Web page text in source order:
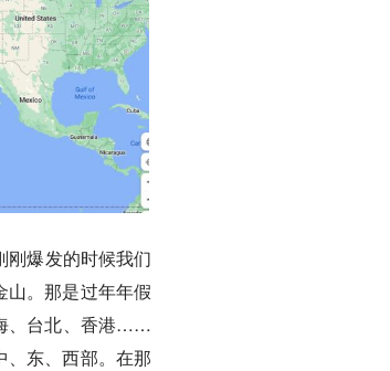
刚爆发的时候我们
山。那是过年年假
、台北、香港……
、东、西部。在那